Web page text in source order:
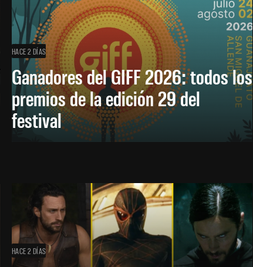
HACE 2 DÍAS
Ganadores del GIFF 2026: todos los
premios de la edición 29 del
festival
HACE 2 DÍAS